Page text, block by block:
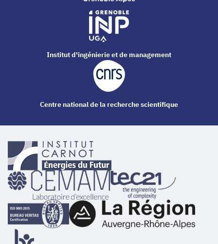
Institut d'ingénierie et de management
Centre national de la recherche scientifique